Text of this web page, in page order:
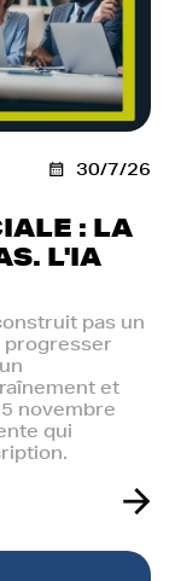
30/7/26
: LA
L'IA
pas un
progresser
et
novembre
qui